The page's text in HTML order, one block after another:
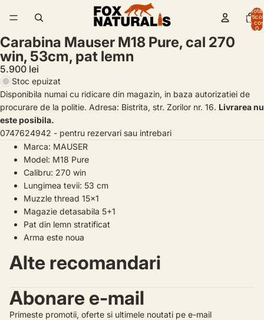
Total
în
0
Carabina Mauser M18 Pure, cal 270
win, 53cm, pat lemn
5.900 lei
Stoc epuizat
Disponibila numai cu ridicare din magazin, in baza autorizatiei de
procurare de la politie. Adresa: Bistrita, str. Zorilor nr. 16. Livrarea nu
este posibila.
0747624942 - pentru rezervari sau intrebari
Marca: MAUSER
Model: M18 Pure
Calibru: 270 win
Lungimea tevii: 53 cm
Muzzle thread 15x1
Magazie detasabila 5+1
Pat din lemn stratificat
Arma este noua
Alte recomandari
Abonare e-mail
Primeste promotii, oferte si ultimele noutati pe e-mail